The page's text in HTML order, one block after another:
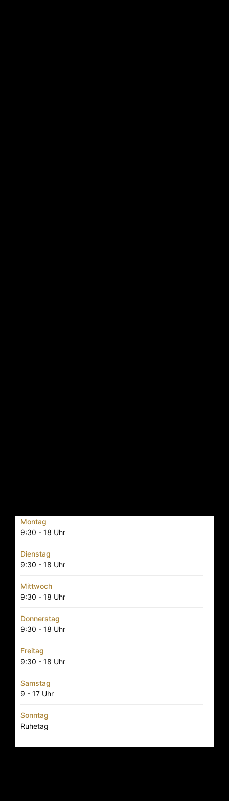
Montag
9:30 - 18 Uhr
Dienstag
9:30 - 18 Uhr
Mittwoch
9:30 - 18 Uhr
Donnerstag
9:30 - 18 Uhr
Freitag
9:30 - 18 Uhr
Samstag
9 - 17 Uhr
Sonntag
Ruhetag